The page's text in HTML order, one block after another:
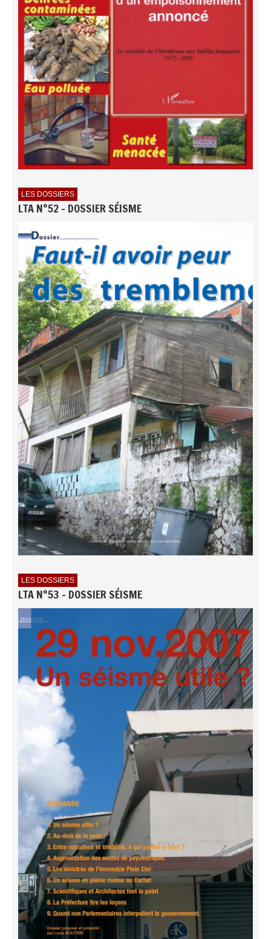
LES DOSSIERS
LTA N°52 - DOSSIER SÉISME
LES DOSSIERS
LTA N°53 - DOSSIER SÉISME